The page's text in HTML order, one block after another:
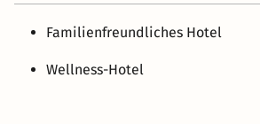
Familienfreundliches Hotel
Wellness-Hotel